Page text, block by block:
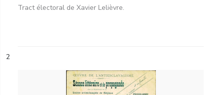
Tract électoral de Xavier Lelièvre.
2